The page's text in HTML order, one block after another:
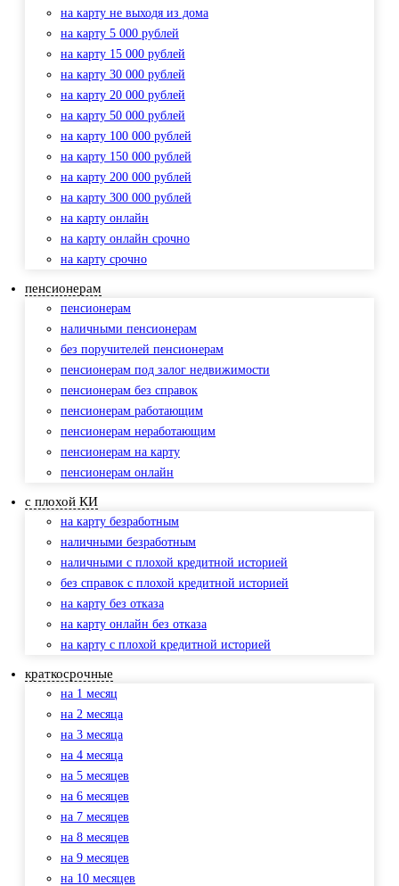
на карту не выходя из дома
на карту 5 000 рублей
на карту 15 000 рублей
на карту 30 000 рублей
на карту 20 000 рублей
на карту 50 000 рублей
на карту 100 000 рублей
на карту 150 000 рублей
на карту 200 000 рублей
на карту 300 000 рублей
на карту онлайн
на карту онлайн срочно
на карту срочно
пенсионерам
пенсионерам
наличными пенсионерам
без поручителей пенсионерам
пенсионерам под залог недвижимости
пенсионерам без справок
пенсионерам работающим
пенсионерам неработающим
пенсионерам на карту
пенсионерам онлайн
с плохой КИ
на карту безработным
наличными безработным
наличными с плохой кредитной историей
без справок с плохой кредитной историей
на карту без отказа
на карту онлайн без отказа
на карту с плохой кредитной историей
краткосрочные
на 1 месяц
на 2 месяца
на 3 месяца
на 4 месяца
на 5 месяцев
на 6 месяцев
на 7 месяцев
на 8 месяцев
на 9 месяцев
на 10 месяцев